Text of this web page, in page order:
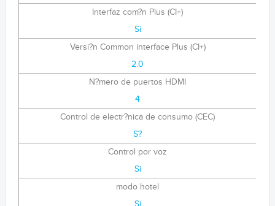
Interfaz com?n Plus (CI+)
Si
Versi?n Common interface Plus (CI+)
2.0
N?mero de puertos HDMI
4
Control de electr?nica de consumo (CEC)
S?
Control por voz
Si
modo hotel